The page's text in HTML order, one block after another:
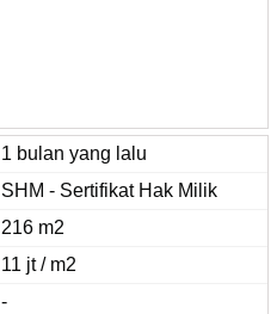
1 bulan yang lalu
SHM - Sertifikat Hak Milik
216 m2
11 jt / m2
-